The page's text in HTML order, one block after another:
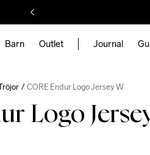
Barn Outlet Journal
CORE Endur Logo Jersey W
Logo